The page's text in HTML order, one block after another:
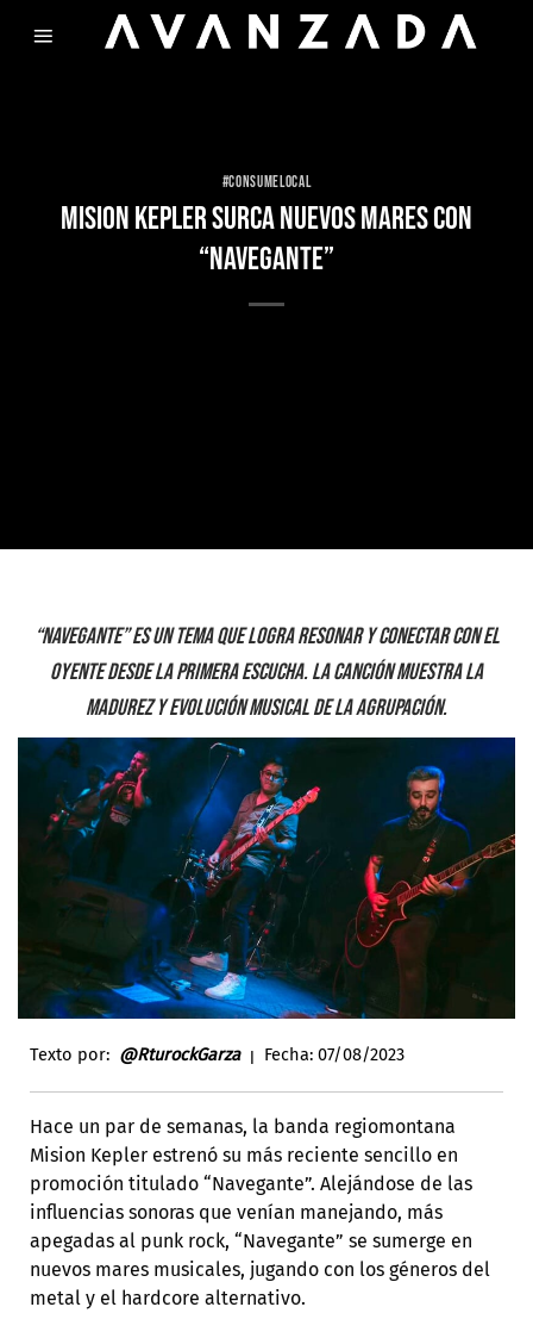
#CONSUMELOCAL
MISION KEPLER SURCA NUEVOS MARES CON
“NAVEGANTE”
“Navegante” es un tema que logra resonar y conectar con el
oyente desde la primera escucha. La canción muestra la
madurez y evolución musical de la agrupación.
Texto por: @RturockGarzaꞁ Fecha: 07/08/2023
Hace un par de semanas, la banda regiomontana
Mision Kepler estrenó su más reciente sencillo en
promoción titulado “Navegante”. Alejándose de las
influencias sonoras que venían manejando, más
apegadas al punk rock, “Navegante” se sumerge en
nuevos mares musicales, jugando con los géneros del
metal y el hardcore alternativo.